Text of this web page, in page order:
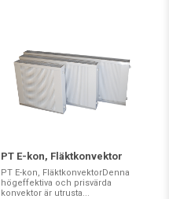
PT E-kon, Fläktkonvektor
PT E-kon, FläktkonvektorDenna
högeffektiva och prisvärda
konvektor är utrusta...